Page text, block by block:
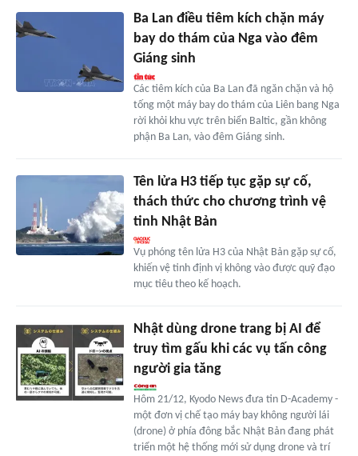
Ba Lan điều tiêm kích chặn máy
bay do thám của Nga vào đêm
Giáng sinh
Các tiêm kích của Ba Lan đã ngăn chặn và hộ
tống một máy bay do thám của Liên bang Nga
rời khỏi khu vực trên biển Baltic, gần không
phận Ba Lan, vào đêm Giáng sinh.
Tên lửa H3 tiếp tục gặp sự cố,
thách thức cho chương trình vệ
tinh Nhật Bản
Vụ phóng tên lửa H3 của Nhật Bản gặp sự cố,
khiến vệ tinh định vị không vào được quỹ đạo
mục tiêu theo kế hoạch.
Nhật dùng drone trang bị AI để
truy tìm gấu khi các vụ tấn công
người gia tăng
Hôm 21/12, Kyodo News đưa tin D-Academy -
một đơn vị chế tạo máy bay không người lái
(drone) ở phía đông bắc Nhật Bản đang phát
triển một hệ thống mới sử dụng drone và trí